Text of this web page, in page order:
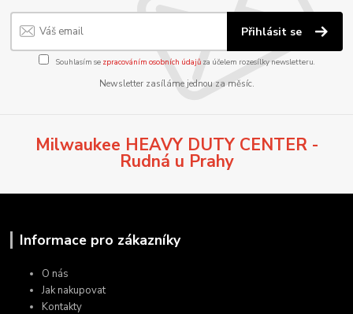
Přihlásit se
Souhlasím se zpracováním osobních údajůza účelem rozesílky newsletteru.
Newsletter zasíláme jednou za měsíc.
Milwaukee HEAVY DUTY CENTER -
Rudná u Prahy
Informace pro zákazníky
O nás
Jak nakupovat
Kontakty